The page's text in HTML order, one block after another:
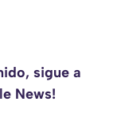
sigue a
News!